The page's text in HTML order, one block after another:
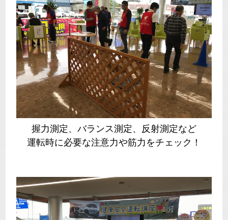
握力測定、バランス測定、反射測定など
運転時に必要な注意力や筋力をチェック！